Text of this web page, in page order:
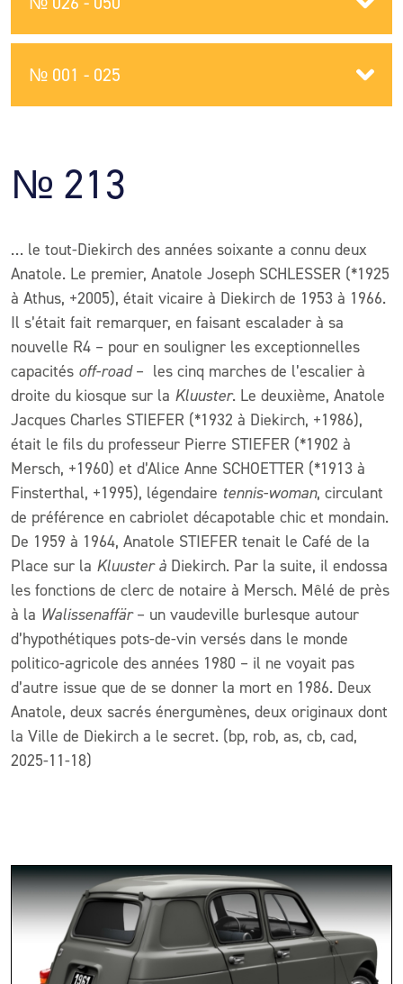
№ 001 - 025
№ 213
… le tout-Diekirch des années soixante a connu deux
Anatole. Le premier, Anatole Joseph SCHLESSER (*1925
à Athus, +2005), était vicaire à Diekirch de 1953 à 1966.
Il s’était fait remarquer, en faisant escalader à sa
nouvelle R4 – pour en souligner les exceptionnelles
capacités off-road– les cinq marches de l’escalier à
droite du kiosque sur la Kluuster. Le deuxième, Anatole
Jacques Charles STIEFER (*1932 à Diekirch, +1986),
était le fils du professeur Pierre STIEFER (*1902 à
Mersch, +1960) et d’Alice Anne SCHOETTER (*1913 à
Finsterthal, +1995), légendaire tennis-woman, circulant
de préférence en cabriolet décapotable chic et mondain.
De 1959 à 1964, Anatole STIEFER tenait le Café de la
Place sur la Kluuster à Diekirch. Par la suite, il endossa
les fonctions de clerc de notaire à Mersch. Mêlé de près
à la Walissenaffär– un vaudeville burlesque autour
d’hypothétiques pots-de-vin versés dans le monde
politico-agricole des années 1980 – il ne voyait pas
d’autre issue que de se donner la mort en 1986. Deux
Anatole, deux sacrés énergumènes, deux originaux dont
la Ville de Diekirch a le secret. (bp, rob, as, cb, cad,
2025-11-18)